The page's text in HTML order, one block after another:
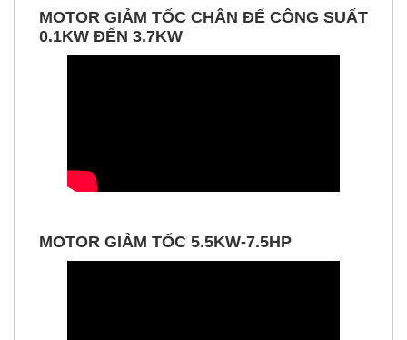
MOTOR GIẢM TỐC CHÂN ĐẾ CÔNG SUẤT
0.1KW ĐẾN 3.7KW
MOTOR GIẢM TỐC 5.5KW-7.5HP